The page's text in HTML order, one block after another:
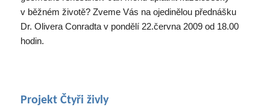
v běžném životě? Zveme Vás na ojedinělou přednášku
Dr. Olivera Conradta v pondělí 22.června 2009 od 18.00
hodin.
Projekt Čtyři živly